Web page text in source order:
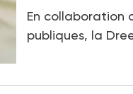
En collaboration
publiques, la